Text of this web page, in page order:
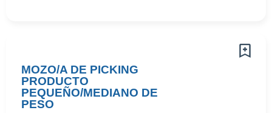
MOZO/A DE PICKING
PRODUCTO
PEQUEÑO/MEDIANO DE
PESO